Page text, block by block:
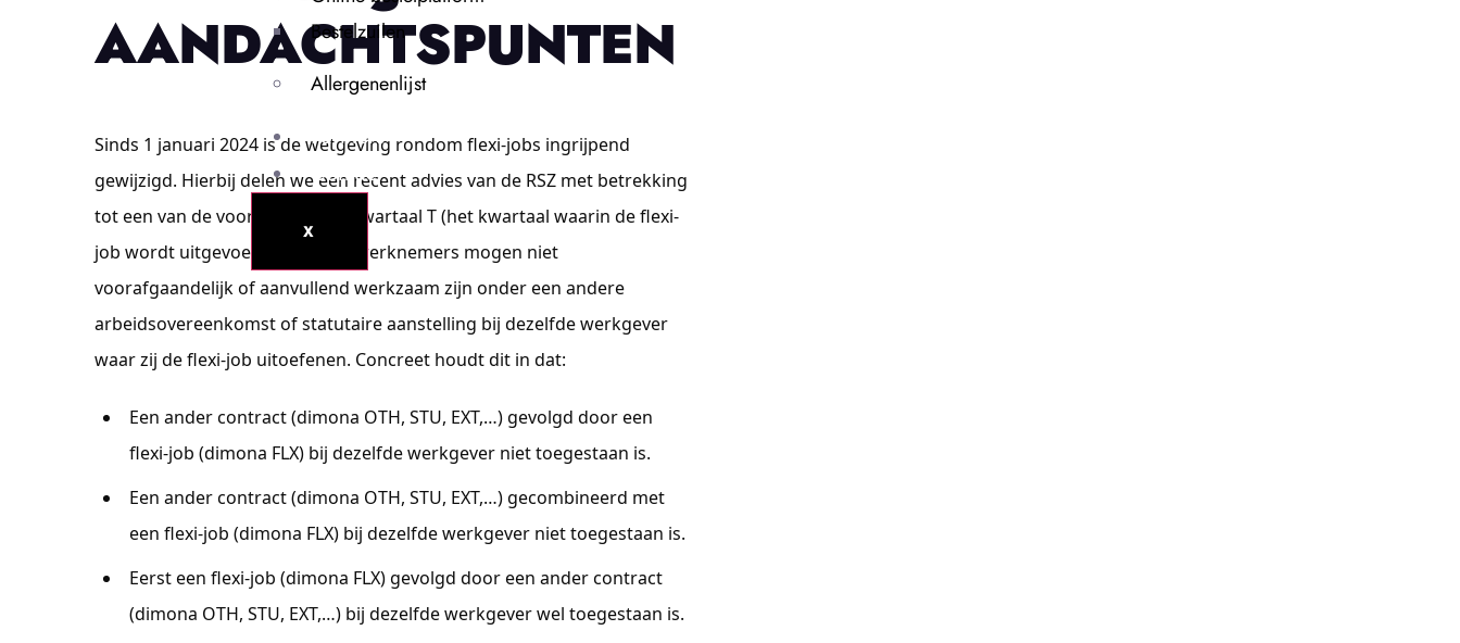
Bestelzuilen
Allergenenlijst
Partners
Contact
X
AANDACHTSPUNTEN
Sinds 1 januari 2024 is de wetgeving rondom flexi-jobs ingrijpend
gewijzigd. Hierbij delen we een recent advies van de RSZ met betrekking
tot een van de voorwaarden in kwartaal T (het kwartaal waarin de flexi-
job wordt uitgevoerd):
Flexi-job werknemers mogen niet
voorafgaandelijk of aanvullend werkzaam zijn onder een andere
arbeidsovereenkomst of statutaire aanstelling bij dezelfde werkgever
waar zij de flexi-job uitoefenen. Concreet houdt dit in dat:
Een ander contract (dimona OTH, STU, EXT,…) gevolgd door een
flexi-job (dimona FLX) bij dezelfde werkgever niet toegestaan is.
Een ander contract (dimona OTH, STU, EXT,…) gecombineerd met
een flexi-job (dimona FLX) bij dezelfde werkgever niet toegestaan is.
Eerst een flexi-job (dimona FLX) gevolgd door een ander contract
(dimona OTH, STU, EXT,…) bij dezelfde werkgever wel toegestaan is.